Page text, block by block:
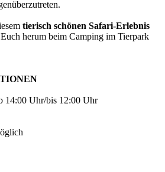
tierisch schönen Safari-Erlebnis
herum beim Camping im Tierpark
14:00 Uhr/bis 12:00 Uhr